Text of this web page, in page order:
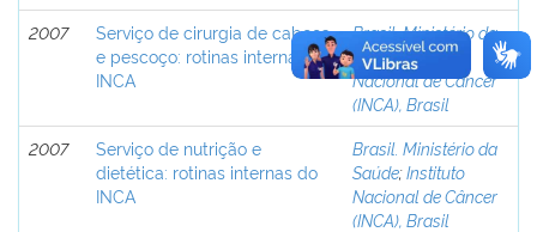
2007
Serviço de cirurgia de cabeça
e pescoço: rotinas internas do
INCA
Brasil. Ministério da
Saúde;Instituto
Nacional de Câncer
(INCA), Brasil
2007
Serviço de nutrição e
dietética: rotinas internas do
INCA
Brasil. Ministério da
Saúde;Instituto
Nacional de Câncer
(INCA), Brasil